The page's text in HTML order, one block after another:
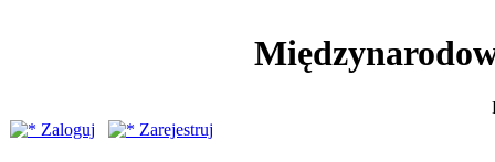
Zaloguj
Zarejestruj